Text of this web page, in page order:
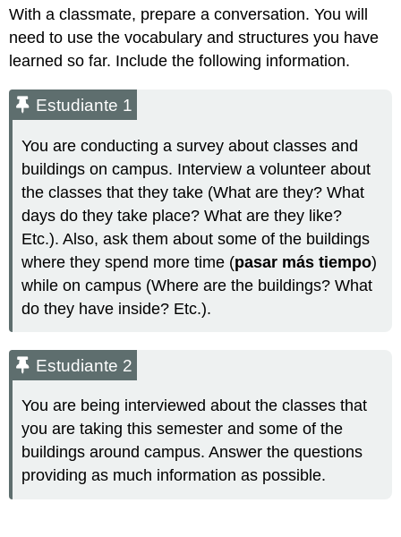
With a classmate, prepare a conversation. You will
need to use the vocabulary and structures you have
learned so far. Include the following information.
Estudiante 1
You are conducting a survey about classes and
buildings on campus. Interview a volunteer about
the classes that they take (What are they? What
days do they take place? What are they like?
Etc.). Also, ask them about some of the buildings
where they spend more time (pasar más tiempo)
while on campus (Where are the buildings? What
do they have inside? Etc.).
Estudiante 2
You are being interviewed about the classes that
you are taking this semester and some of the
buildings around campus. Answer the questions
providing as much information as possible.